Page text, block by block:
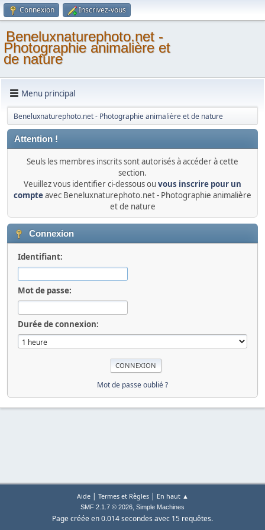
Connexion Inscrivez-vous
Beneluxnaturephoto.net -
Photographie animalière et
de nature
Menu principal
Beneluxnaturephoto.net - Photographie animalière et de nature
Attention !
Seuls les membres inscrits sont autorisés à accéder à cette
section.
Veuillez vous identifier ci-dessous ou vous inscrire pour un
compteavec Beneluxnaturephoto.net - Photographie animalière
et de nature
Connexion
Identifiant:
Mot de passe:
Durée de connexion:
Mot de passe oublié ?
Aide| Termes et Règles| En haut ▲
SMF 2.1.7 © 2026, Simple Machines
Page créée en 0.014 secondes avec 15 requêtes.